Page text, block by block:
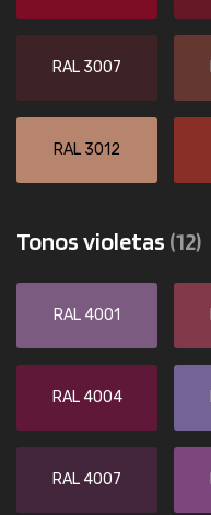
RAL 3007
RAL 3012
Tonos violetas (12)
RAL 4001
RAL 4004
RAL 4007